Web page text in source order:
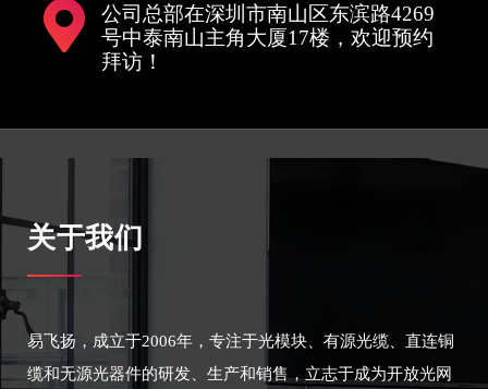
公司总部在深圳市南山区东滨路4269
号中泰南山主角大厦17楼，欢迎预约
拜访！
关于我们
易飞扬，成立于2006年，专注于光模块、有源光缆、直连铜
缆和无源光器件的研发、生产和销售，立志于成为开放光网